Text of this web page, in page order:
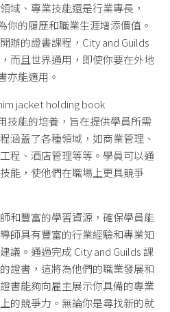
域、專業技能還是行業專長，
你的履歷和職業生涯增添價值。
辦的證書課程，City and Guilds
而且世界通用，即使你要在外地
亦能適用。
技能的培養，旨在提供學員所需
涵蓋了各種領域，如商業管理、
程、酒店管理等等。學員可以通
能，使他們在職場上更具競爭
和豐富的學習資源，確保學員能
師具有豐富的行業經驗和專業知
議。通過完成 City and Guilds 課
證書，這將為他們的職業發展和
書能夠向雇主展示你具備的專業
的競爭力。無論你是尋找新的就